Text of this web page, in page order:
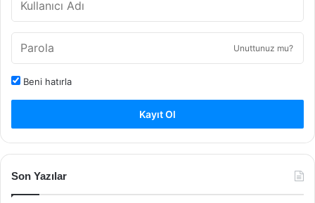
Unuttunuz mu?
Beni hatırla
Kayıt Ol
Son Yazılar